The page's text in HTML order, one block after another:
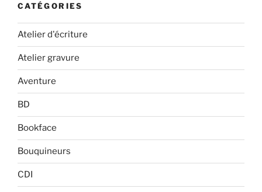
CATÉGORIES
Atelier d'écriture
Atelier gravure
Aventure
BD
Bookface
Bouquineurs
CDI